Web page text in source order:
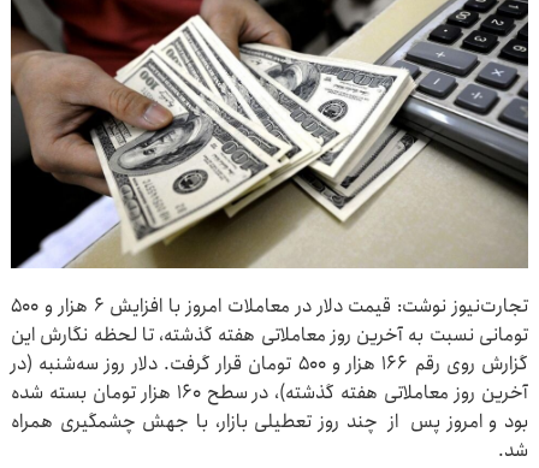
تجارت‌نیوز نوشت: قیمت دلار در معاملات امروز با افزایش ۶ هزار و ۵۰۰
تومانی نسبت به آخرین روز معاملاتی هفته گذشته، تا لحظه نگارش این
گزارش روی رقم ۱۶۶ هزار و ۵۰۰ تومان قرار گرفت. دلار روز سه‌شنبه (در
آخرین روز معاملاتی هفته گذشته)، در سطح ۱۶۰ هزار تومان بسته شده
بود و امروز پس از چند روز تعطیلی بازار، با جهش چشمگیری همراه
شد.